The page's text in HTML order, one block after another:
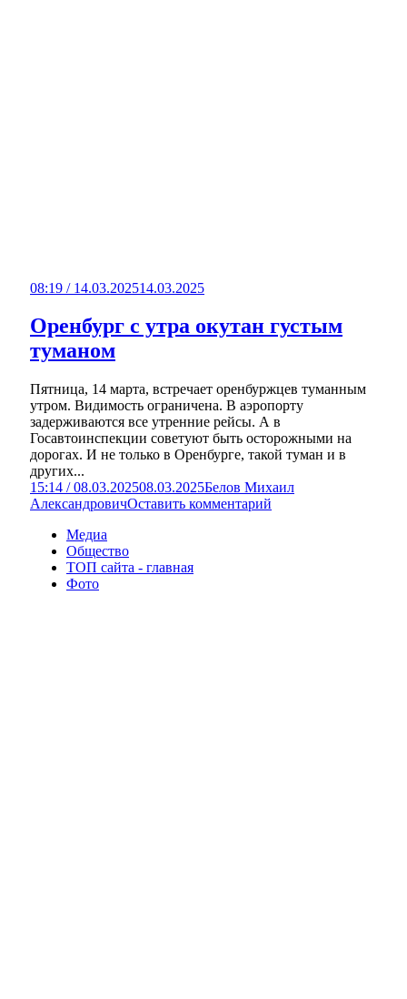
08:19 / 14.03.202514.03.2025
Оренбург с утра окутан густым
туманом
Пятница, 14 марта, встречает оренбуржцев туманным
утром. Видимость ограничена. В аэропорту
задерживаются все утренние рейсы. А в
Госавтоинспекции советуют быть осторожными на
дорогах. И не только в Оренбурге, такой туман и в
других...
15:14 / 08.03.202508.03.2025Белов Михаил
АлександровичОставить комментарий
Медиа
Общество
ТОП сайта - главная
Фото